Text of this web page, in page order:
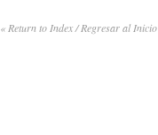
« Return to Index / Regresar al Inicio